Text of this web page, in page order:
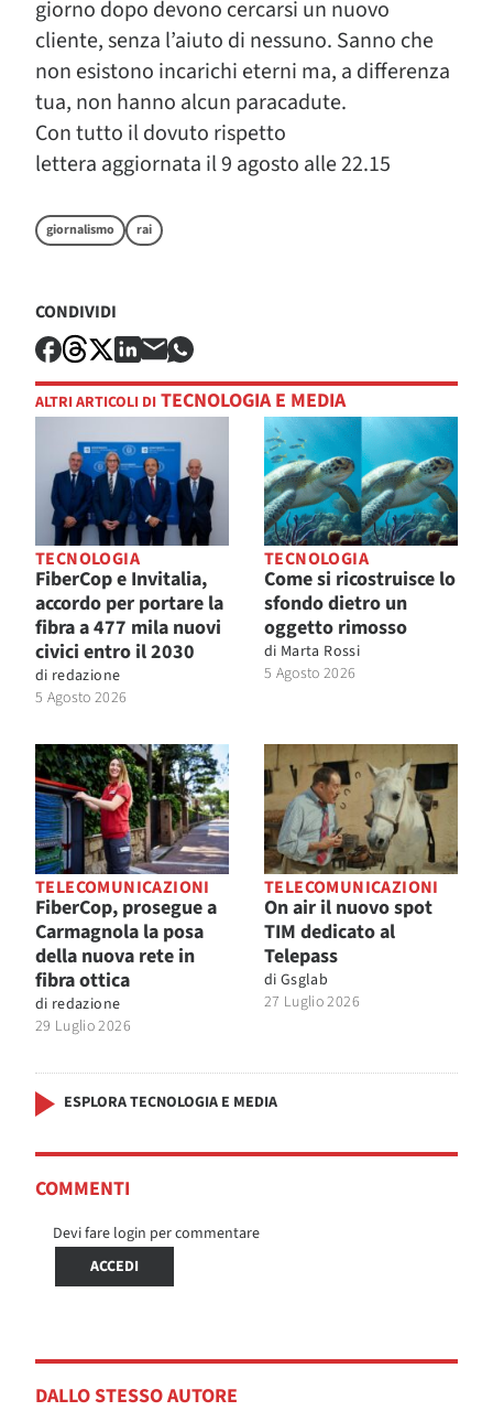
giorno dopo devono cercarsi un nuovo
cliente, senza l’aiuto di nessuno. Sanno che
non esistono incarichi eterni ma, a differenza
tua, non hanno alcun paracadute.
Con tutto il dovuto rispetto
lettera aggiornata il 9 agosto alle 22.15
giornalismo rai
CONDIVIDI
ALTRI ARTICOLI DI TECNOLOGIA E MEDIA
TECNOLOGIA
FiberCop e Invitalia,
accordo per portare la
fibra a 477 mila nuovi
civici entro il 2030
di redazione
5 Agosto 2026
TECNOLOGIA
Come si ricostruisce lo
sfondo dietro un
oggetto rimosso
di Marta Rossi
5 Agosto 2026
TELECOMUNICAZIONI
FiberCop, prosegue a
Carmagnola la posa
della nuova rete in
fibra ottica
di redazione
29 Luglio 2026
TELECOMUNICAZIONI
On air il nuovo spot
TIM dedicato al
Telepass
di Gsglab
27 Luglio 2026
ESPLORA TECNOLOGIA E MEDIA
COMMENTI
Devi fare login per commentare
ACCEDI
DALLO STESSO AUTORE